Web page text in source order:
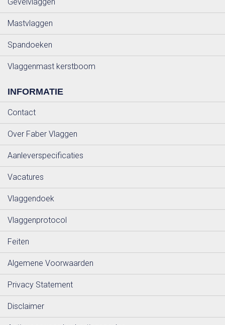
Mastvlaggen
Spandoeken
Vlaggenmast kerstboom
INFORMATIE
Contact
Over Faber Vlaggen
Aanleverspecificaties
Vacatures
Vlaggendoek
Vlaggenprotocol
Feiten
Algemene Voorwaarden
Privacy Statement
Disclaimer